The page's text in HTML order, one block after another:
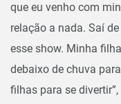
que eu venho com
relação a nada. Saí
esse show. Minha
debaixo de chuva
filhas para se